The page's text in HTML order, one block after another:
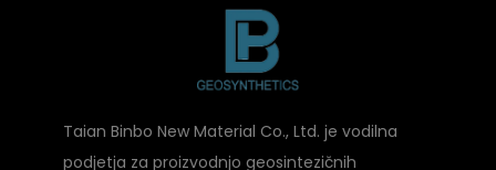
Taian Binbo New Material Co., Ltd. je vodilna
podjetja za proizvodnjo geosintezičnih